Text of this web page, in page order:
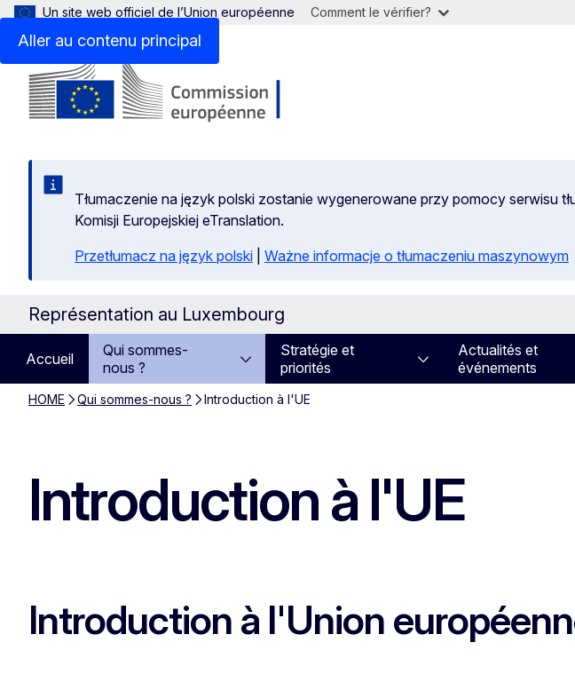
Aller au contenu principal
Un site web officiel de l’Union européenne Comment le vérifier?
Tłumaczenie na język polski zostanie wygenerowane przy pomocy serwisu
Komisji Europejskiej eTranslation.
Przetłumacz na język polski
Ważne informacje o tłumaczeniu maszynowym
Représentation au Luxembourg
Accueil
Qui sommes-
nous ?
Stratégie et
priorités
Actualités et
événements
HOME Qui sommes-nous ? Introduction à l'UE
Introduction à l'UE
Introduction à l'Union